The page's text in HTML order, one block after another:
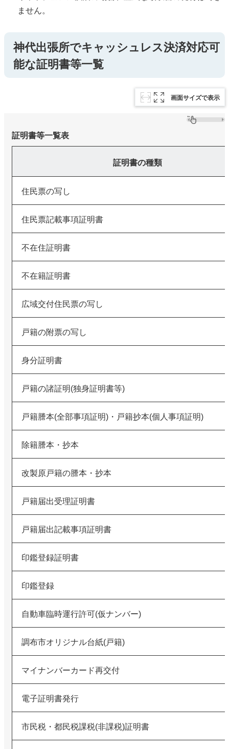
ません。
神代出張所でキャッシュレス決済対応可
能な証明書等一覧
画面サイズで表示
証明書等一覧表
証明書の種類
住民票の写し
住民票記載事項証明書
不在住証明書
不在籍証明書
広域交付住民票の写し
戸籍の附票の写し
身分証明書
戸籍の諸証明(独身証明書等)
戸籍謄本(全部事項証明)・戸籍抄本(個人事項証明)
除籍謄本・抄本
改製原戸籍の謄本・抄本
戸籍届出受理証明書
戸籍届出記載事項証明書
印鑑登録証明書
印鑑登録
自動車臨時運行許可(仮ナンバー)
調布市オリジナル台紙(戸籍)
マイナンバーカード再交付
電子証明書発行
市民税・都民税課税(非課税)証明書